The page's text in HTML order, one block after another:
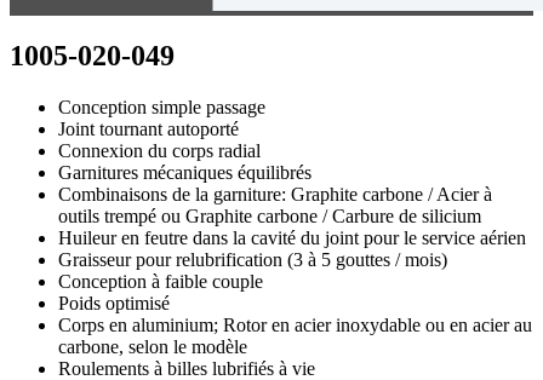
1005-020-049
Conception simple passage
Joint tournant autoporté
Connexion du corps radial
Garnitures mécaniques équilibrés
Combinaisons de la garniture: Graphite carbone / Acier à
outils trempé ou Graphite carbone / Carbure de silicium
Huileur en feutre dans la cavité du joint pour le service aérien
Graisseur pour relubrification (3 à 5 gouttes / mois)
Conception à faible couple
Poids optimisé
Corps en aluminium; Rotor en acier inoxydable ou en acier au
carbone, selon le modèle
Roulements à billes lubrifiés à vie